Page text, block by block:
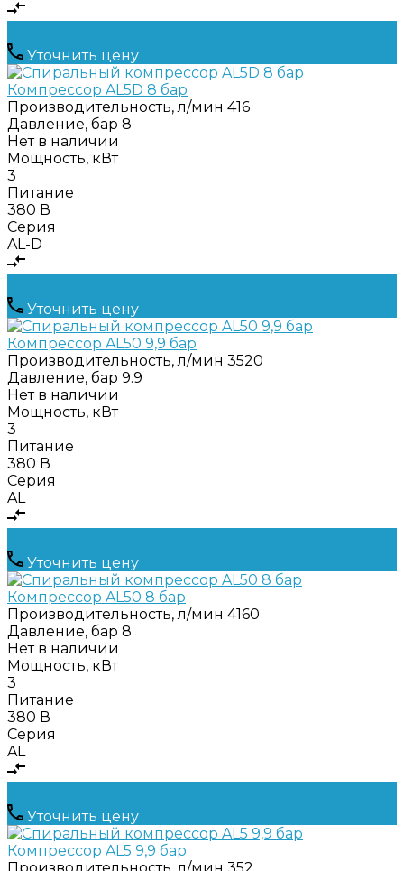
Уточнить цену
Компрессор AL5D 8 бар
Производительность, л/мин 416
Давление, бар 8
Нет в наличии
Мощность, кВт
3
Питание
380 В
Серия
AL-D
Уточнить цену
Компрессор AL50 9,9 бар
Производительность, л/мин 3520
Давление, бар 9.9
Нет в наличии
Мощность, кВт
3
Питание
380 В
Серия
AL
Уточнить цену
Компрессор AL50 8 бар
Производительность, л/мин 4160
Давление, бар 8
Нет в наличии
Мощность, кВт
3
Питание
380 В
Серия
AL
Уточнить цену
Компрессор AL5 9,9 бар